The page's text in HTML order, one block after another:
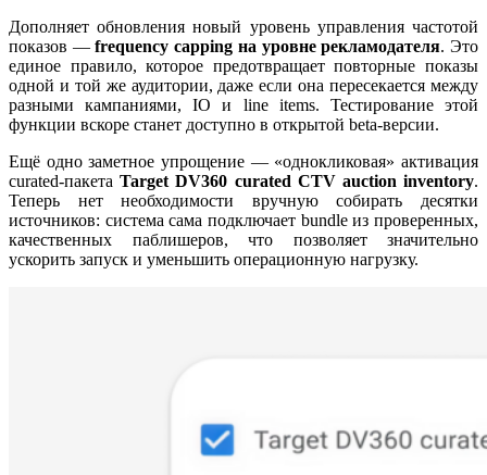
Дополняет обновления новый уровень управления частотой
показов —frequency capping на уровне рекламодателя. Это
единое правило, которое предотвращает повторные показы
одной и той же аудитории, даже если она пересекается между
разными кампаниями, IO и line items. Тестирование этой
функции вскоре станет доступно в открытой beta-версии.
Ещё одно заметное упрощение — «однокликовая» активация
curated-пакетаTarget DV360 curated CTV auction inventory.
Теперь нет необходимости вручную собирать десятки
источников: система сама подключает bundle из проверенных,
качественных паблишеров, что позволяет значительно
ускорить запуск и уменьшить операционную нагрузку.